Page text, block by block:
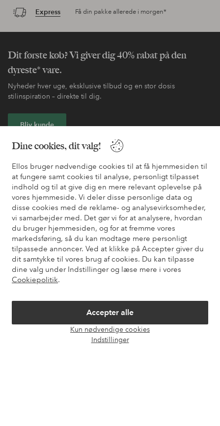
Dine cookies, dit valg!
Ellos bruger nødvendige cookies til at få hjemmesiden til
at fungere samt cookies til analyse, personligt tilpasset
indhold og til at give dig en mere relevant oplevelse på
vores hjemmeside. Vi deler disse personlige data og
disse cookies med de reklame- og analysevirksomheder,
vi samarbejder med. Det gør vi for at analysere, hvordan
du bruger hjemmesiden, og for at fremme vores
markedsføring, så du kan modtage mere personligt
tilpassede annoncer. Ved at klikke på Accepter giver du
dit samtykke til vores brug af cookies. Du kan tilpasse
dine valg under Indstillinger og læse mere i vores
Cookiepolitik.
Accepter alle
Kun nødvendige cookies
Indstillinger
Express Få din pakke allerede i morgen*
Dit første køb? Vi giver dig 40% rabat på den
dyreste* vare.
Nyheder hver uge, eksklusive tilbud og en stor dosis
stilinspiration – direkte til dig.
Bliv kunde
* Se tilbudsbetingelser ved registrering
Har du brug for hjælp?
Du kan finde svar på de oftest stillede spørgsmål i vores FAQ.
Du kan også finde oplysninger om, hvordan du kontakter os.
Kundeservice Bestilling Betalingsmåde
Mine sider
Om Ellos